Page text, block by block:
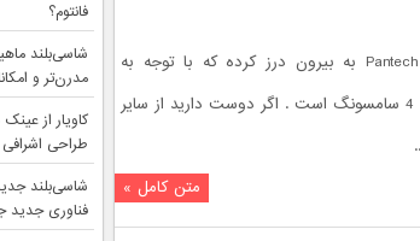
اخيرا اطلاعاتي از گوشي جديد شرکت پنتک با نام Pantech Vega Iron به بيرون درز کرده که با توجه به
مشخصات سخت افزاري که دارد رقيبي سرسخت براي گلکسي اس 4 سامسونگ است . اگر دوست داريد از ساير
متن کامل »
فانتوم؟
مدرن‌تر و
طراحی
فناوری جدید